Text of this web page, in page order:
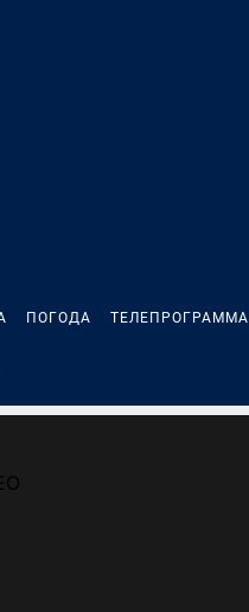
ПОГОДА ТЕЛЕПРОГРАММА